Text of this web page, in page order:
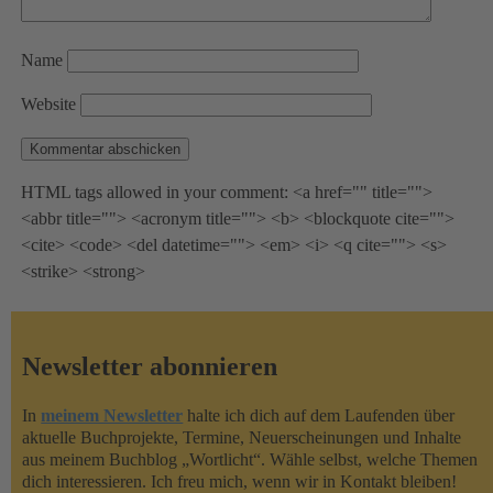
Name
Website
HTML tags allowed in your comment: <a href="" title="">
<abbr title=""> <acronym title=""> <b> <blockquote cite="">
<cite> <code> <del datetime=""> <em> <i> <q cite=""> <s>
<strike> <strong>
Newsletter abonnieren
In meinem Newsletter halte ich dich auf dem Laufenden über
aktuelle Buchprojekte, Termine, Neuerscheinungen und Inhalte
aus meinem Buchblog „Wortlicht“. Wähle selbst, welche Themen
dich interessieren. Ich freu mich, wenn wir in Kontakt bleiben!